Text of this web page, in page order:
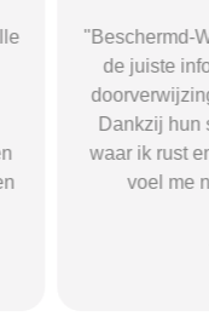
"Beschermd-
de juiste
Dankzij hun
waar ik rust
voel me